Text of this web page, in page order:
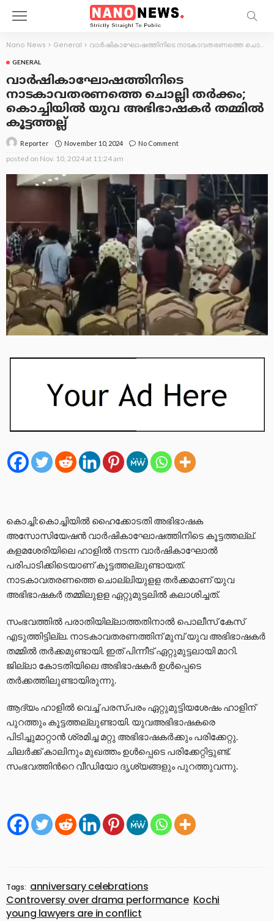
Nano News > General > വാര്‍ഷികാഘോഷത്തിനിടെ നാടകാവതരണത്തെ ചൊല്ലി തര്‍ക്കം; കൊച്ചിയിൽ യുവ അഭിഭാഷകര്‍ തമ്മില്‍ കൂട്ടത്തല്ല്
GENERAL
വാര്‍ഷികാഘോഷത്തിനിടെ
നാടകാവതരണത്തെ ചൊല്ലി തര്‍ക്കം;
കൊച്ചിയിൽ യുവ അഭിഭാഷകര്‍ തമ്മില്‍
കൂട്ടത്തല്ല്
Reporter November 10, 2024 No Comment
posted on Nov. 10, 2024 at 11:24 am
കൊച്ചി:കൊച്ചിയിൽ ഹൈക്കോടതി അഭിഭാഷക
അസോസിയേഷൻ വാർഷികാഘോഷത്തിനിടെ കൂട്ടത്തല്ല്.
കളമശേരിയിലെ ഹാളിൽ നടന്ന വാര്‍ഷികാഘോൽ
പരിപാടിക്കിടെയാണ് കൂട്ടത്തല്ലുണ്ടായത്.
നാടകാവതരണത്തെ ചൊല്ലിയുളള തർക്കമാണ് യുവ
അഭിഭാഷകർ തമ്മിലുളള ഏറ്റുമുട്ടലിൽ കലാശിച്ചത്.
സംഭവത്തിൽ പരാതിയില്ലാത്തതിനാൽ പൊലീസ് കേസ്
എടുത്തിട്ടില്ല. നാടകാവതരണത്തിന് മുമ്പ് യുവ അഭിഭാഷകര്‍
തമ്മില്‍ തര്‍ക്കമുണ്ടായി. ഇത് പിന്നീട് ഏറ്റുമുട്ടലായി മാറി.
ജില്ലാ കോടതിയിലെ അഭിഭാഷകര്‍ ഉള്‍പ്പെടെ
തര്‍ക്കത്തിലുണ്ടായിരുന്നു.
ആദ്യം ഹാളിൽ വെച്ച് പരസ്പരം ഏറ്റുമുട്ടിയശേഷം ഹാളിന്
പുറത്തും കൂട്ടത്തല്ലുണ്ടായി. യുവഅഭിഭാഷകരെ
പിടിച്ചുമാറ്റാൻ ശ്രമിച്ച മറ്റു അഭിഭാഷകര്‍ക്കും പരിക്കേറ്റു.
ചിലര്‍ക്ക് കാലിനും മുഖത്തം ഉള്‍പ്പെടെ പരിക്കേറ്റിട്ടുണ്ട്.
സംഭവത്തിന്‍റെ വീഡിയോ ദൃശ്യങ്ങളും പുറത്തുവന്നു.
Tags: anniversary celebrations
Controversy over drama performance Kochi
young lawyers are in conflict